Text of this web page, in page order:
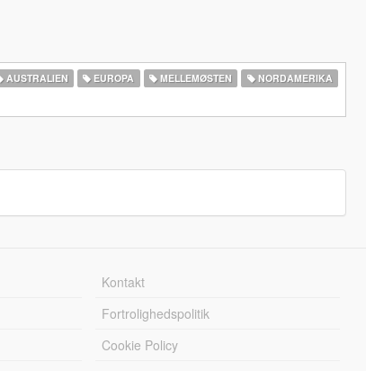
AUSTRALIEN EUROPA MELLEMØSTEN
NORDAMERIKA
Kontakt
Fortrolighedspolitik
Cookie Policy